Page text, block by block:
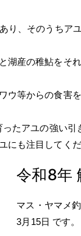
り、そのうちア
湖産の稚鮎をそ
ウ等からの食害
たアユの強い引
にも注目してく
令和8年
マス・ヤマメ
3月15日 です。